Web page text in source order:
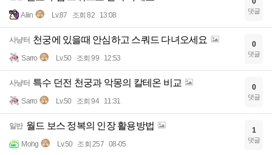
Aliin Lv.87 조회 82 13:08 댓글
사냥터 천궁에 있을때 안심하고 스쿼드 다녀오세요
Sarro Lv.50 조회 99 12:53
0
댓글
사냥터 특수 던전 천궁과 악몽의 칼테온 비교
Sarro Lv.50 조회 94 11:31
0
댓글
일반 월드 보스 정복의 인장 활용방법
Mohg Lv.50 조회 257 08-05
1
댓글